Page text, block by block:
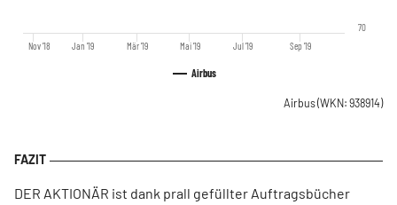
Airbus
Nov '18 Jan '19 Mär '19 Mai '19 Jul '19 Sep '19
70
Airbus(WKN: 938914)
DER AKTIONÄR ist dank prall gefüllter Auftragsbücher